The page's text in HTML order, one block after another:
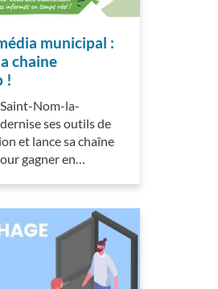
municipal :
chaine
!
Nom-la-
ses outils de
et lance sa chaîne
gagner en…